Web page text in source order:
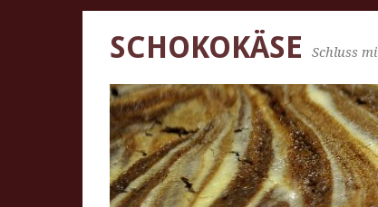
SCHOKOKÄSE Schluss